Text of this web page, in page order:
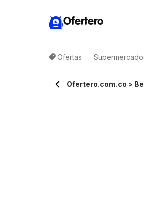
Ofertero
Ofertas
Ofertero.com.co >